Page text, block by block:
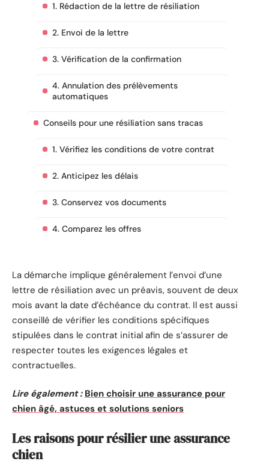
1. Rédaction de la lettre de résiliation
2. Envoi de la lettre
3. Vérification de la confirmation
4. Annulation des prélèvements
automatiques
Conseils pour une résiliation sans tracas
1. Vérifiez les conditions de votre contrat
2. Anticipez les délais
3. Conservez vos documents
4. Comparez les offres
La démarche implique généralement l’envoi d’une
lettre de résiliation avec un préavis, souvent de deux
mois avant la date d’échéance du contrat. Il est aussi
conseillé de vérifier les conditions spécifiques
stipulées dans le contrat initial afin de s’assurer de
respecter toutes les exigences légales et
contractuelles.
Lire également : Bien choisir une assurance pour
chien âgé, astuces et solutions seniors
Les raisons pour résilier une assurance
chien